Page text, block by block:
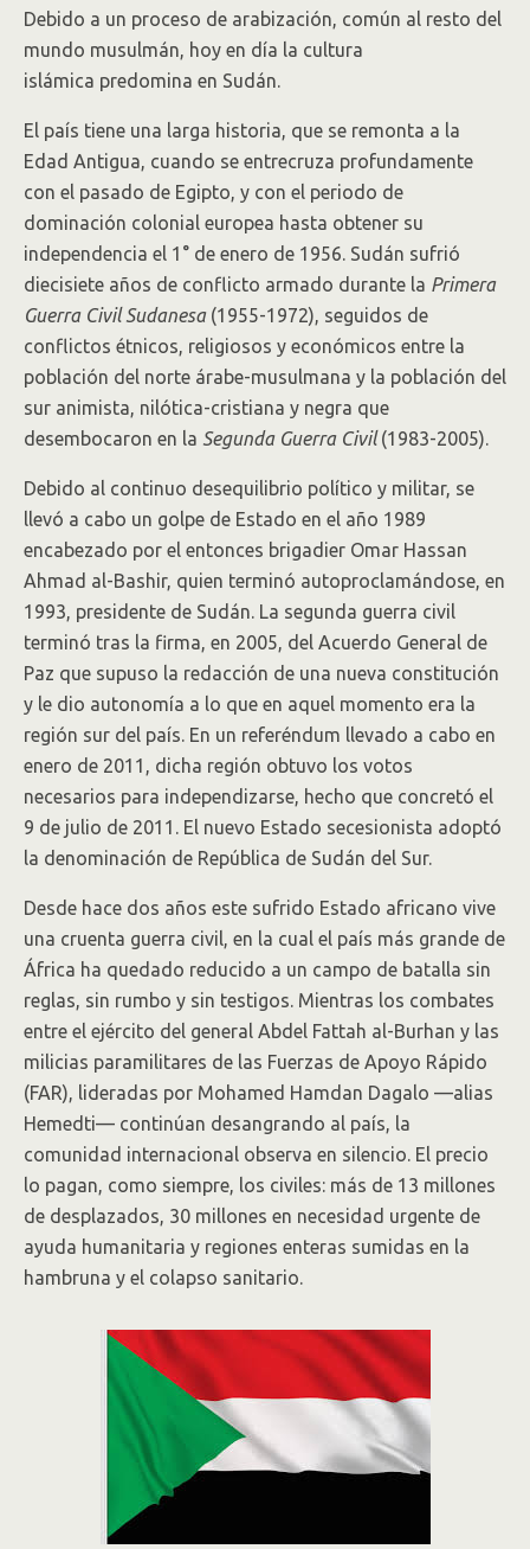
Debido a un proceso de arabización, común al resto del
mundo musulmán, hoy en día la cultura
islámica predomina en Sudán.
El país tiene una larga historia, que se remonta a la
Edad Antigua, cuando se entrecruza profundamente
con el pasado de Egipto, y con el periodo de
dominación colonial europea hasta obtener su
independencia el 1° de enero de 1956. Sudán sufrió
diecisiete años de conflicto armado durante la Primera
Guerra Civil Sudanesa(1955-1972), seguidos de
conflictos étnicos, religiosos y económicos entre la
población del norte árabe-musulmana y la población del
sur animista, nilótica-cristiana y negra que
desembocaron en la Segunda Guerra Civil(1983-2005).
Debido al continuo desequilibrio político y militar, se
llevó a cabo un golpe de Estado en el año 1989
encabezado por el entonces brigadier Omar Hassan
Ahmad al-Bashir, quien terminó autoproclamándose, en
1993, presidente de Sudán. La segunda guerra civil
terminó tras la firma, en 2005, del Acuerdo General de
Paz que supuso la redacción de una nueva constitución​
y le dio autonomía a lo que en aquel momento era la
región sur del país. En un referéndum llevado a cabo en
enero de 2011,​ dicha región obtuvo los votos
necesarios para independizarse, hecho que concretó el
9 de julio de 2011. El nuevo Estado secesionista adoptó
la denominación de República de Sudán del Sur.
Desde hace dos años este sufrido Estado africano vive
una cruenta guerra civil, en la cual el país más grande de
África ha quedado reducido a un campo de batalla sin
reglas, sin rumbo y sin testigos. Mientras los combates
entre el ejército del general Abdel Fattah al-Burhan y las
milicias paramilitares de las Fuerzas de Apoyo Rápido
(FAR), lideradas por Mohamed Hamdan Dagalo —alias
Hemedti— continúan desangrando al país, la
comunidad internacional observa en silencio. El precio
lo pagan, como siempre, los civiles: más de 13 millones
de desplazados, 30 millones en necesidad urgente de
ayuda humanitaria y regiones enteras sumidas en la
hambruna y el colapso sanitario.